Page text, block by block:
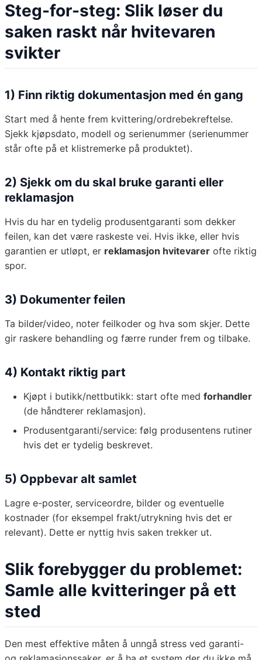
Steg-for-steg: Slik løser du
saken raskt når hvitevaren
svikter
1) Finn riktig dokumentasjon med én gang
Start med å hente frem kvittering/ordrebekreftelse.
Sjekk kjøpsdato, modell og serienummer (serienummer
står ofte på et klistremerke på produktet).
2) Sjekk om du skal bruke garanti eller
reklamasjon
Hvis du har en tydelig produsentgaranti som dekker
feilen, kan det være raskeste vei. Hvis ikke, eller hvis
garantien er utløpt, er reklamasjon hvitevarer ofte riktig
spor.
3) Dokumenter feilen
Ta bilder/video, noter feilkoder og hva som skjer. Dette
gir raskere behandling og færre runder frem og tilbake.
4) Kontakt riktig part
Kjøpt i butikk/nettbutikk: start ofte med forhandler
(de håndterer reklamasjon).
Produsentgaranti/service: følg produsentens rutiner
hvis det er tydelig beskrevet.
5) Oppbevar alt samlet
Lagre e-poster, serviceordre, bilder og eventuelle
kostnader (for eksempel frakt/utrykning hvis det er
relevant). Dette er nyttig hvis saken trekker ut.
Slik forebygger du problemet:
Samle alle kvitteringer på ett
sted
Den mest effektive måten å unngå stress ved garanti-